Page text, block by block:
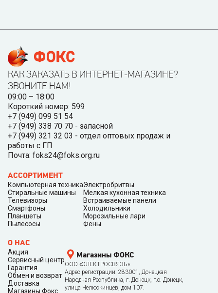
КАК ЗАКАЗАТЬ В ИНТЕРНЕТ-МАГАЗИНЕ?
ЗВОНИТЕ НАМ!
09:00 – 18:00
Короткий номер: 599
+7 (949) 099 51 54
+7 (949) 338 70 70 - запасной
+7 (949) 321 32 03 - отдел оптовых продаж и
работы с ГП
Почта: foks24@foks.org.ru
АССОРТИМЕНТ
Компьютерная техника
Стиральные машины
Телевизоры
Смартфоны
Планшеты
Пылесосы
Электробритвы
Мелкая кухонная техника
Встраиваемые панели
Холодильники
Морозильные лари
Фены
О НАС
Акция
Сервисный центр
Гарантия
Обмен и возврат
Доставка
Магазины Фокс
Магазины ФОКС
ООО «ЭЛЕКТРОСВЯЗЬ»
Адрес регистрации: 283001, Донецкая
Народная Республика, г. Донецк, г.о. Донецк,
улица Челюскинцев, дом 107.